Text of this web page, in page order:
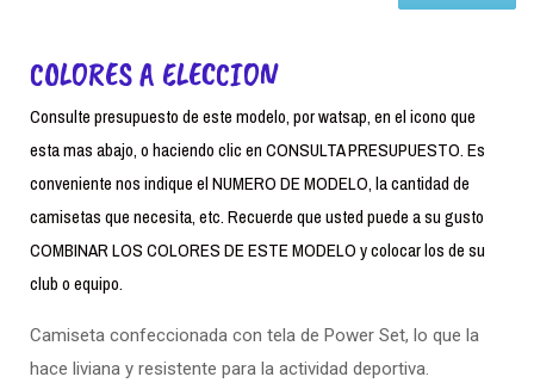
COLORES A ELECCION
Consulte presupuesto de este modelo, por watsap, en el icono que
esta mas abajo, o haciendo clic en CONSULTA PRESUPUESTO. Es
conveniente nos indique el NUMERO DE MODELO, la cantidad de
camisetas que necesita, etc. Recuerde que usted puede a su gusto
COMBINAR LOS COLORES DE ESTE MODELO y colocar los de su
club o equipo.
Camiseta confeccionada con tela de Power Set, lo que la
hace liviana y resistente para la actividad deportiva.